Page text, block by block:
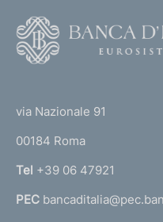
r
n
a
via Nazionale 91
00184 Roma
Tel +39 06 47921
PEC